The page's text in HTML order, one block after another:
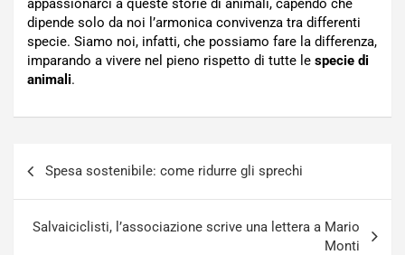
appassionarci a queste storie di animali, capendo che
dipende solo da noi l’armonica convivenza tra differenti
specie. Siamo noi, infatti, che possiamo fare la differenza,
imparando a vivere nel pieno rispetto di tutte le specie di
animali.
articoli
Spesa sostenibile: come ridurre gli sprechi
Salvaiciclisti, l’associazione scrive una lettera a Mario
Monti